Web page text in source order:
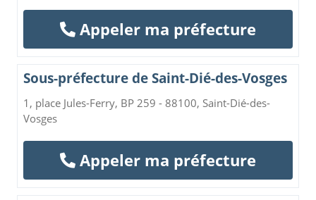
Appeler ma préfecture
Sous-préfecture de Saint-Dié-des-Vosges
1, place Jules-Ferry, BP 259 - 88100, Saint-Dié-des-
Vosges
Appeler ma préfecture